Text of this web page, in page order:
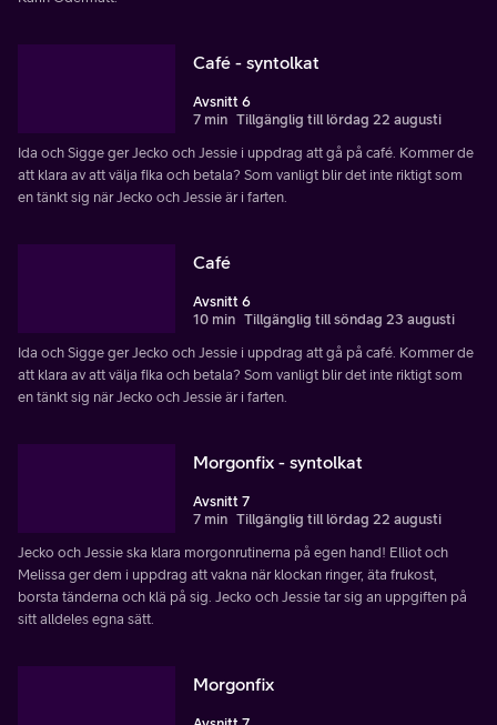
Café - syntolkat
Avsnitt 6
7 min Tillgänglig till lördag 22 augusti
Ida och Sigge ger Jecko och Jessie i uppdrag att gå på café. Kommer de
att klara av att välja fika och betala? Som vanligt blir det inte riktigt som
en tänkt sig när Jecko och Jessie är i farten.
Café
Avsnitt 6
10 min Tillgänglig till söndag 23 augusti
Ida och Sigge ger Jecko och Jessie i uppdrag att gå på café. Kommer de
att klara av att välja fika och betala? Som vanligt blir det inte riktigt som
en tänkt sig när Jecko och Jessie är i farten.
Morgonfix - syntolkat
Avsnitt 7
7 min Tillgänglig till lördag 22 augusti
Jecko och Jessie ska klara morgonrutinerna på egen hand! Elliot och
Melissa ger dem i uppdrag att vakna när klockan ringer, äta frukost,
borsta tänderna och klä på sig. Jecko och Jessie tar sig an uppgiften på
sitt alldeles egna sätt.
Morgonfix